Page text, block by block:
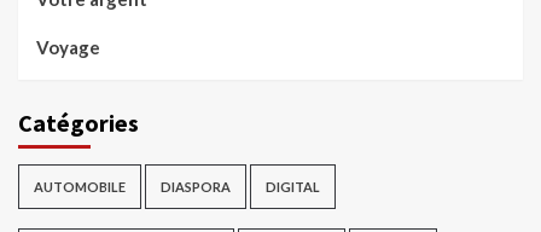
Voyage
Catégories
AUTOMOBILE DIASPORA DIGITAL